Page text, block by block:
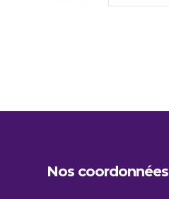
Nos coordonnées